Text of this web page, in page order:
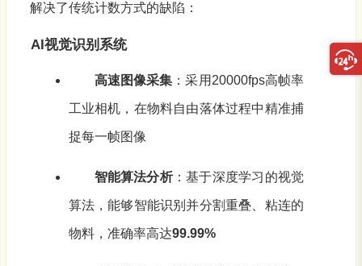
解决了传统计数方式的缺陷：
AI视觉识别系统
高速图像采集 ：采用20000fps高帧率
工业相机，在物料自由落体过程中精准捕
捉每一帧图像
智能算法分析：基于深度学习的视觉
算法，能够智能识别并分割重叠、粘连的
物料，准确率高达99.99%